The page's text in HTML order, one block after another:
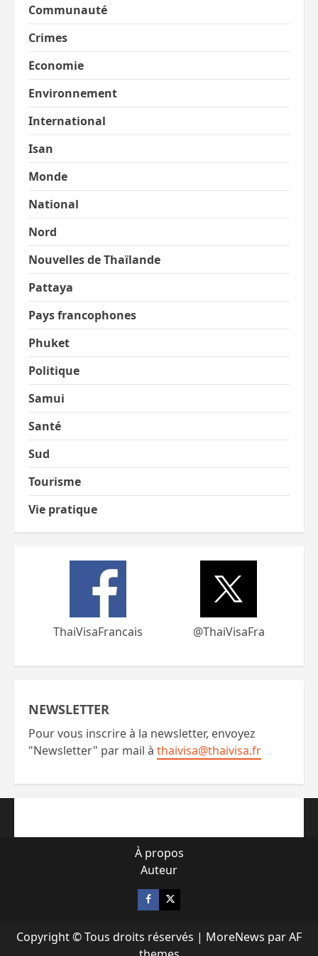
Communauté
Crimes
Economie
Environnement
International
Isan
Monde
National
Nord
Nouvelles de Thaïlande
Pattaya
Pays francophones
Phuket
Politique
Samui
Santé
Sud
Tourisme
Vie pratique
ThaiVisaFrancais @ThaiVisaFra
NEWSLETTER
Pour vous inscrire à la newsletter, envoyez
"Newsletter" par mail à thaivisa@thaivisa.fr
À propos
Auteur
Facebook
X
Copyright © Tous droits réservés | MoreNews par AF